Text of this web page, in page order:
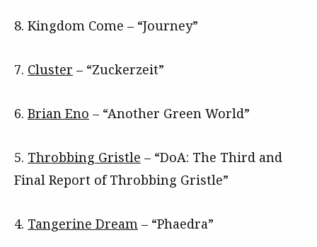
8. Kingdom Come – “Journey”
7. Cluster – “Zuckerzeit”
6. Brian Eno – “Another Green World”
5. Throbbing Gristle – “DoA: The Third and
Final Report of Throbbing Gristle”
4. Tangerine Dream – “Phaedra”